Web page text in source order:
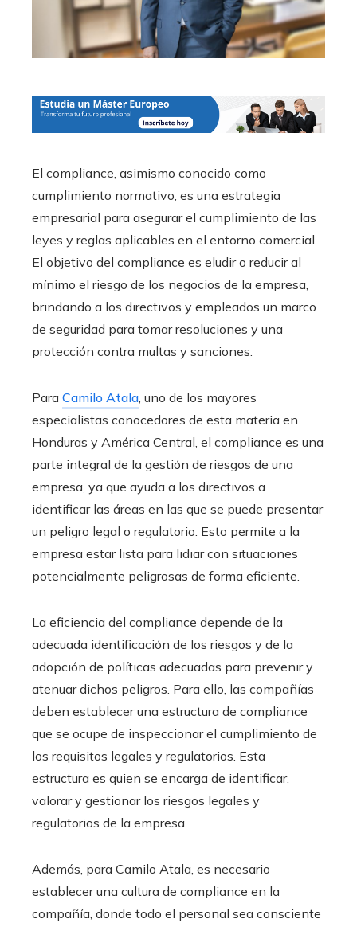
El compliance, asimismo conocido como
cumplimiento normativo, es una estrategia
empresarial para asegurar el cumplimiento de las
leyes y reglas aplicables en el entorno comercial.
El objetivo del compliance es eludir o reducir al
mínimo el riesgo de los negocios de la empresa,
brindando a los directivos y empleados un marco
de seguridad para tomar resoluciones y una
protección contra multas y sanciones.
Para Camilo Atala , uno de los mayores
especialistas conocedores de esta materia en
Honduras y América Central, el compliance es una
parte integral de la gestión de riesgos de una
empresa, ya que ayuda a los directivos a
identificar las áreas en las que se puede presentar
un peligro legal o regulatorio. Esto permite a la
empresa estar lista para lidiar con situaciones
potencialmente peligrosas de forma eficiente.
La eficiencia del compliance depende de la
adecuada identificación de los riesgos y de la
adopción de políticas adecuadas para prevenir y
atenuar dichos peligros. Para ello, las compañías
deben establecer una estructura de compliance
que se ocupe de inspeccionar el cumplimiento de
los requisitos legales y regulatorios. Esta
estructura es quien se encarga de identificar,
valorar y gestionar los riesgos legales y
regulatorios de la empresa.
Además, para Camilo Atala, es necesario
establecer una cultura de compliance en la
compañía, donde todo el personal sea consciente